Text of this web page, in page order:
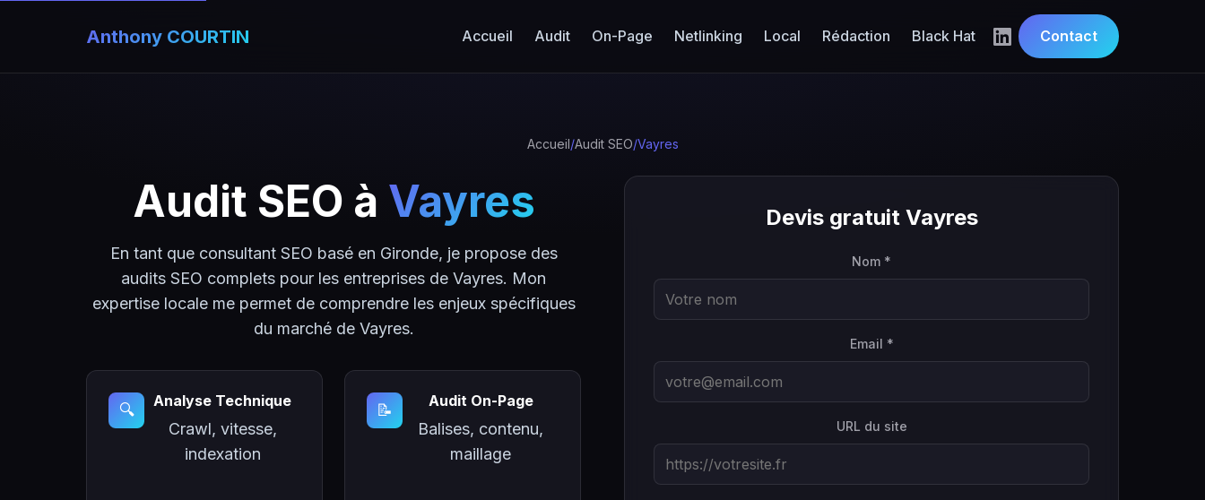
Anthony COURTIN Accueil Audit On-Page Netlinking Local Rédaction Black Hat Contact
Accueil/Audit SEO/Vayres
Audit SEO à Vayres
En tant que consultant SEO basé en Gironde, je propose des
audits SEO complets pour les entreprises de Vayres. Mon
expertise locale me permet de comprendre les enjeux spécifiques
du marché de Vayres.
🔍 Analyse Technique
Crawl, vitesse,
indexation
📝 Audit On-Page
Balises, contenu,
maillage
Devis gratuit Vayres
Nom *
Email *
URL du site